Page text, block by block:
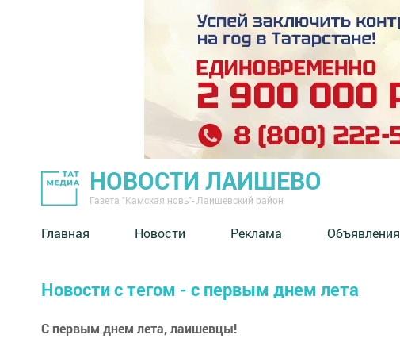
НОВОСТИ ЛАИШЕВО
Газета "Камская новь"- Лаишевский район
Главная Новости Реклама Объявления
Новости с тегом - с первым днем лета
С первым днем лета, лаишевцы!